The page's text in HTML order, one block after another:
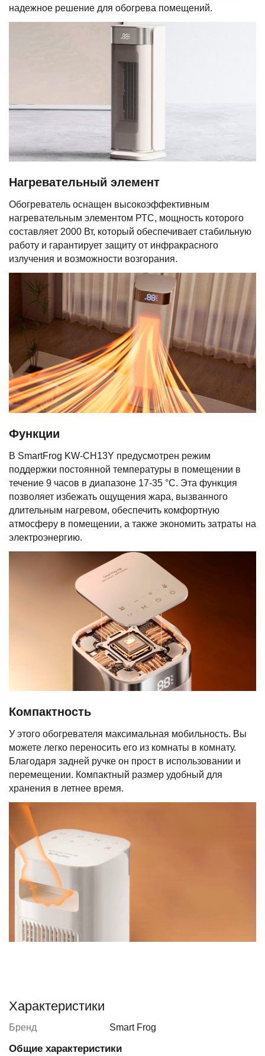
надежное решение для обогрева помещений.
Нагревательный элемент
Обогреватель оснащен высокоэффективным
нагревательным элементом РТС, мощность которого
составляет 2000 Вт, который обеспечивает стабильную
работу и гарантирует защиту от инфракрасного
излучения и возможности возгорания.
Функции
В SmartFrog KW-CH13Y предусмотрен режим
поддержки постоянной температуры в помещении в
течение 9 часов в диапазоне 17-35 °C. Эта функция
позволяет избежать ощущения жара, вызванного
длительным нагревом, обеспечить комфортную
атмосферу в помещении, а также экономить затраты на
электроэнергию.
Компактность
У этого обогревателя максимальная мобильность. Вы
можете легко переносить его из комнаты в комнату.
Благодаря задней ручке он прост в использовании и
перемещении. Компактный размер удобный для
хранения в летнее время.
Характеристики
Бренд Smart Frog
Общие характеристики